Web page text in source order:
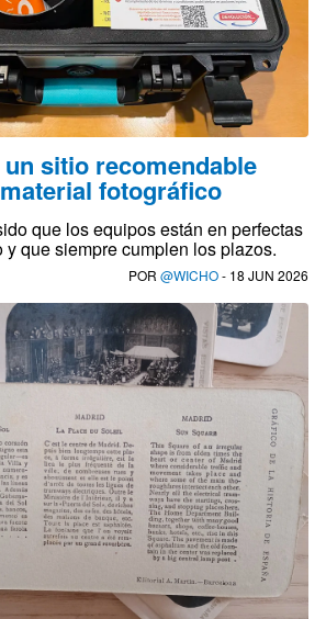
sitio recomendable
fotográfico
que los equipos están en perfectas
que siempre cumplen los plazos.
POR @WICHO- 18 JUN 2026